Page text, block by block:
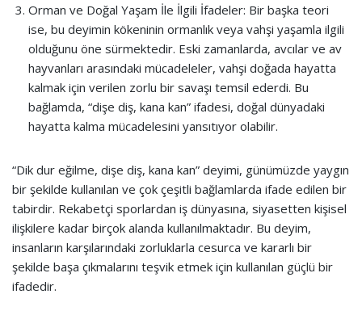
Orman ve Doğal Yaşam İle İlgili İfadeler: Bir başka teori
ise, bu deyimin kökeninin ormanlık veya vahşi yaşamla ilgili
olduğunu öne sürmektedir. Eski zamanlarda, avcılar ve av
hayvanları arasındaki mücadeleler, vahşi doğada hayatta
kalmak için verilen zorlu bir savaşı temsil ederdi. Bu
bağlamda, “dişe diş, kana kan” ifadesi, doğal dünyadaki
hayatta kalma mücadelesini yansıtıyor olabilir.
“Dik dur eğilme, dişe diş, kana kan” deyimi, günümüzde yaygın
bir şekilde kullanılan ve çok çeşitli bağlamlarda ifade edilen bir
tabirdir. Rekabetçi sporlardan iş dünyasına, siyasetten kişisel
ilişkilere kadar birçok alanda kullanılmaktadır. Bu deyim,
insanların karşılarındaki zorluklarla cesurca ve kararlı bir
şekilde başa çıkmalarını teşvik etmek için kullanılan güçlü bir
ifadedir.